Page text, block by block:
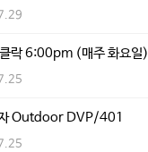
락 6:00pm (매주 화요일)
Outdoor DVP/401